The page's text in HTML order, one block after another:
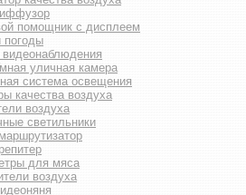
помощник с дисплеем
погоды
уличная камера
система освещения
качества воздуха
воздуха
светильники
для мяса
воздуха